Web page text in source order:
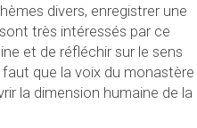
divers, enregistrer une
très intéressés par ce
et de réfléchir sur le sens
que la voix du monastère
la dimension humaine de la